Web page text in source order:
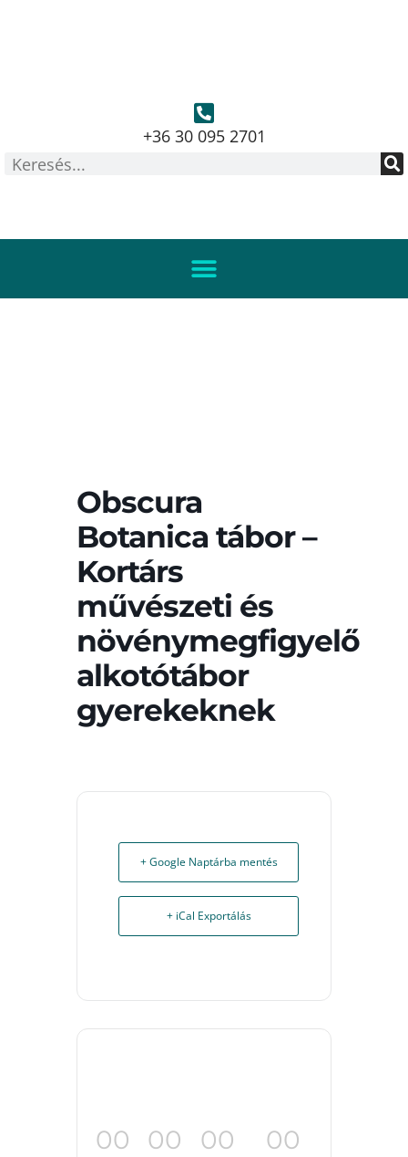
+36 30 095 2701
Obscura
Botanica tábor –
Kortárs
művészeti és
növénymegfigyelő
alkotótábor
gyerekeknek
+ Google Naptárba mentés
+ iCal Exportálás
00 00 00 00